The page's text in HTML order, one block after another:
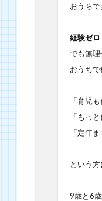
おうちで
経験ゼロ
でも無理
おうち
「育児
「もっ
「定年
という
9歳と6